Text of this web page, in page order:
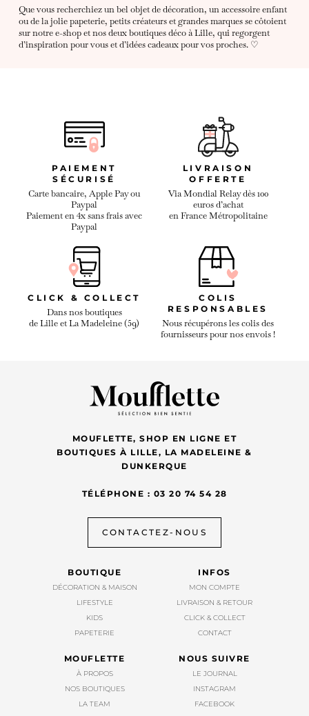
Que vous recherchiez un bel objet de décoration, un accessoire enfant
ou de la jolie papeterie, petits créateurs et grandes marques se côtoient
sur notre e-shop et nos deux boutiques déco à Lille, qui regorgent
d’inspiration pour vous et d’idées cadeaux pour vos proches. ♡
PAIEMENT
SÉCURISÉ
Carte bancaire, Apple Pay ou
Paypal
Paiement en 4x sans frais avec
Paypal
LIVRAISON
OFFERTE
Via Mondial Relay dès 100
euros d’achat
en France Métropolitaine
CLICK & COLLECT
Dans nos boutiques
de Lille et La Madeleine (59)
COLIS
RESPONSABLES
Nous récupérons les colis des
fournisseurs pour nos envois !
MOUFLETTE, SHOP EN LIGNE ET
BOUTIQUES À LILLE, LA MADELEINE &
DUNKERQUE
TÉLÉPHONE : 03 20 74 54 28
CONTACTEZ-NOUS
BOUTIQUE
DÉCORATION & MAISON
LIFESTYLE
KIDS
PAPETERIE
INFOS
MON COMPTE
LIVRAISON & RETOUR
CLICK & COLLECT
CONTACT
MOUFLETTE
À PROPOS
NOS BOUTIQUES
LA TEAM
NOUS SUIVRE
LE JOURNAL
INSTAGRAM
FACEBOOK